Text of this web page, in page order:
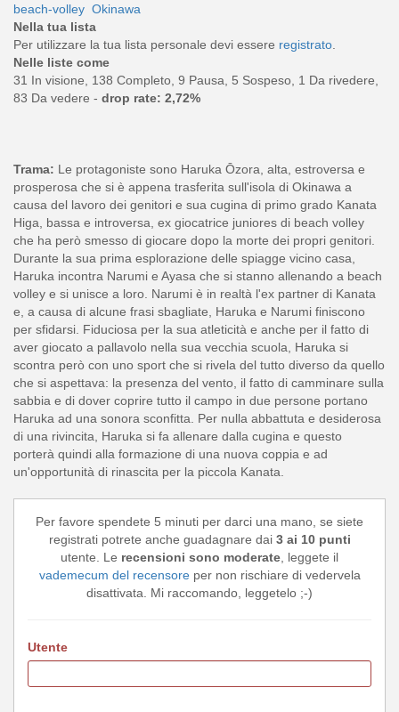
beach-volley Okinawa
Nella tua lista
Per utilizzare la tua lista personale devi essere registrato.
Nelle liste come
31 In visione, 138 Completo, 9 Pausa, 5 Sospeso, 1 Da rivedere,
83 Da vedere - drop rate: 2,72%
Trama: Le protagoniste sono Haruka Ōzora, alta, estroversa e
prosperosa che si è appena trasferita sull'isola di Okinawa a
causa del lavoro dei genitori e sua cugina di primo grado Kanata
Higa, bassa e introversa, ex giocatrice juniores di beach volley
che ha però smesso di giocare dopo la morte dei propri genitori.
Durante la sua prima esplorazione delle spiagge vicino casa,
Haruka incontra Narumi e Ayasa che si stanno allenando a beach
volley e si unisce a loro. Narumi è in realtà l'ex partner di Kanata
e, a causa di alcune frasi sbagliate, Haruka e Narumi finiscono
per sfidarsi. Fiduciosa per la sua atleticità e anche per il fatto di
aver giocato a pallavolo nella sua vecchia scuola, Haruka si
scontra però con uno sport che si rivela del tutto diverso da quello
che si aspettava: la presenza del vento, il fatto di camminare sulla
sabbia e di dover coprire tutto il campo in due persone portano
Haruka ad una sonora sconfitta. Per nulla abbattuta e desiderosa
di una rivincita, Haruka si fa allenare dalla cugina e questo
porterà quindi alla formazione di una nuova coppia e ad
un'opportunità di rinascita per la piccola Kanata.
Per favore spendete 5 minuti per darci una mano, se siete
registrati potrete anche guadagnare dai 3 ai 10 punti
utente. Le recensioni sono moderate, leggete il
vademecum del recensoreper non rischiare di vedervela
disattivata. Mi raccomando, leggetelo ;-)
Utente